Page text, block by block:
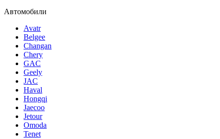
Автомобили
Avatr
Belgee
Changan
Chery
GAC
Geely
JAC
Haval
Hongqi
Jaecoo
Jetour
Omoda
Tenet